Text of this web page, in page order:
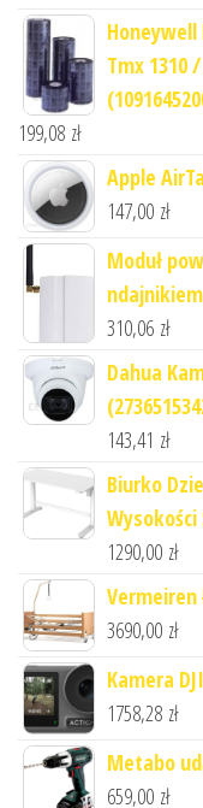
Tmx 1310
199,08 zł
Apple
147,00 zł
Moduł
ndajnikiem
310,06 zł
Dahua
143,41 zł
Biurko
Wysokości
1290,00 zł
Vermeiren
3690,00 zł
Kamera
1758,28 zł
Metabo
659,00 zł